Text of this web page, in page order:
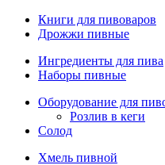
Книги для пивоваров
Дрожжи пивные
Ингредиенты для пива
Наборы пивные
Оборудование для
Розлив в кеги
Солод
Хмель пивной